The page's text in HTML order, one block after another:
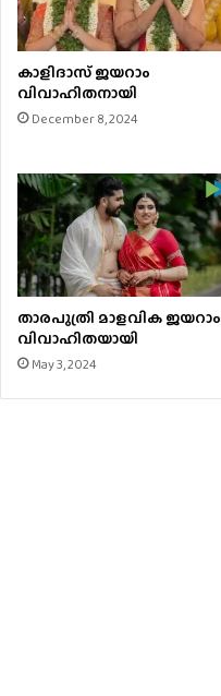
കാളിദാസ് ജയറാം
വിവാഹിതനായി
December 8, 2024
താരപുത്രി മാളവിക ജയറാം
വിവാഹിതയായി
May 3, 2024